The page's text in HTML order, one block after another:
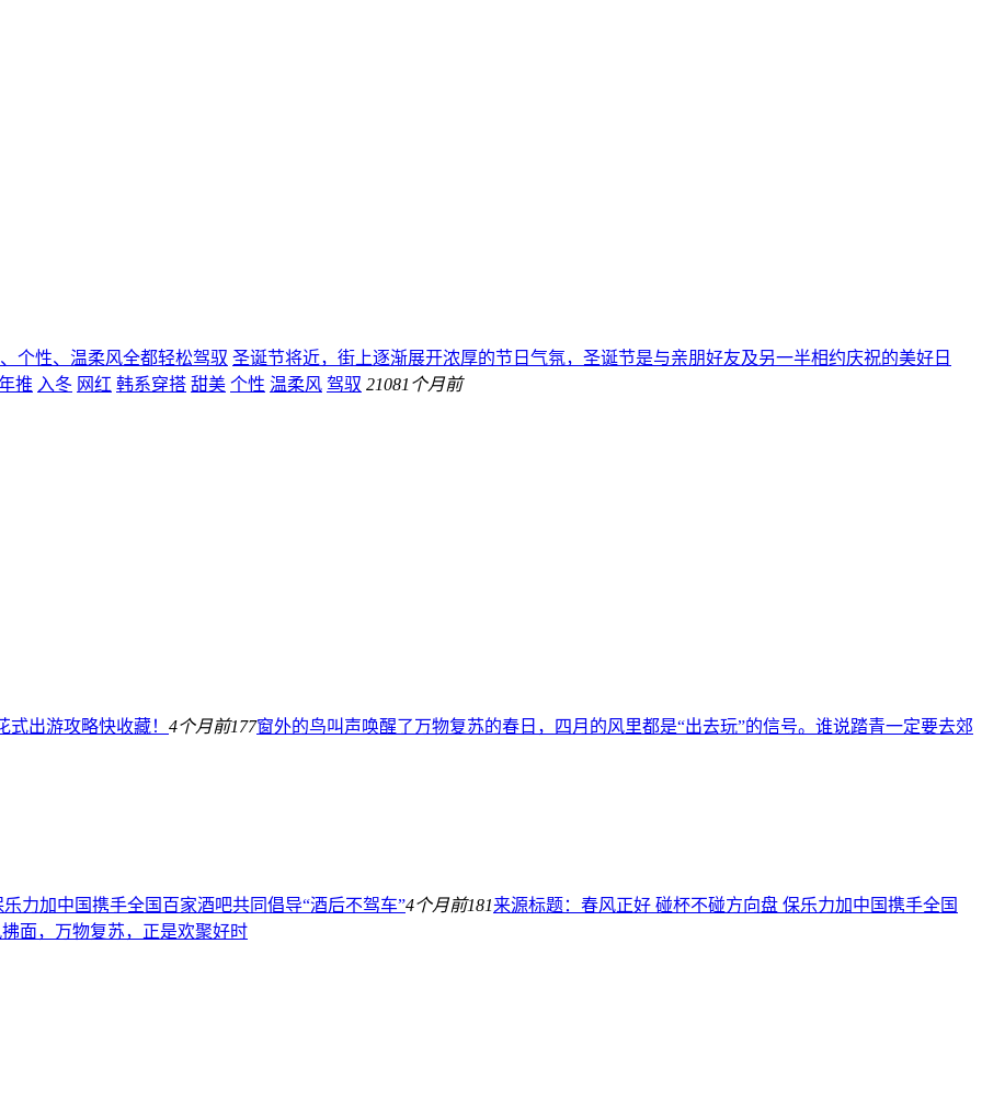
个性、温柔风全都轻松驾驭 圣诞节将近，街上逐渐展开浓厚的节日气氛，圣诞节是与亲朋好友及另一半相约庆祝的美好日
推 入冬 网红 韩系穿搭 甜美 个性 温柔风 驾驭 21081个月前
式出游攻略快收藏！ 4个月前177窗外的鸟叫声唤醒了万物复苏的春日，四月的风里都是“出去玩”的信号。谁说踏青一定要去郊
力加中国携手全国百家酒吧共同倡导“酒后不驾车”4个月前181来源标题：春风正好 碰杯不碰方向盘 保乐力加中国携手全国
面，万物复苏，正是欢聚好时